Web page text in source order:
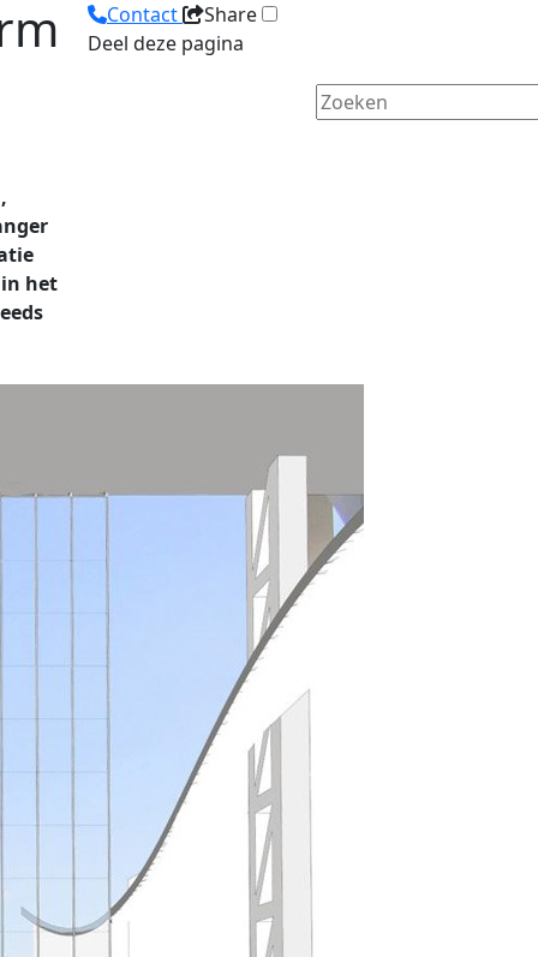
het
Contact
Share
Deel deze pagina